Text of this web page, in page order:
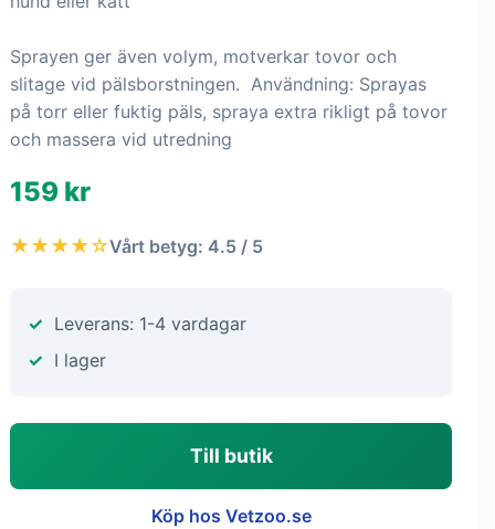
Sprayen ger även volym, motverkar tovor och
slitage vid pälsborstningen. Användning: Sprayas
på torr eller fuktig päls, spraya extra rikligt på tovor
och massera vid utredning
159 kr
★★★★☆Vårt betyg: 4.5 / 5
Leverans: 1-4 vardagar
I lager
Till butik
Köp hos Vetzoo.se